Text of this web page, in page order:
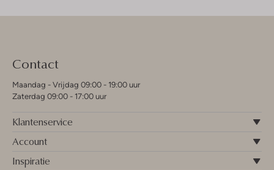
Contact
Maandag - Vrijdag 09:00 - 19:00 uur
Zaterdag 09:00 - 17:00 uur
Klantenservice
Account
Inspiratie